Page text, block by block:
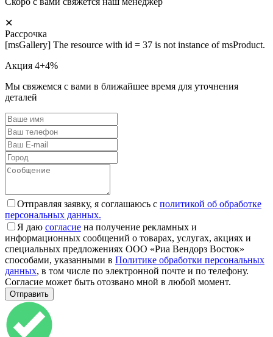
✕
Рассрочка
[msGallery] The resource with id = 37 is not instance of msProduct.
Акция 4+4%
Мы свяжемся с вами в ближайшее время для уточнения
деталей
Отправляя заявку, я соглашаюсь с политикой об обработке
персональных данных.
Я даю согласие на получение рекламных и
информационных сообщений о товарах, услугах, акциях и
специальных предложениях ООО «Риа Вендорз Восток»
способами, указанными в Политике обработки персональных
данных, в том числе по электронной почте и по телефону.
Согласие может быть отозвано мной в любой момент.